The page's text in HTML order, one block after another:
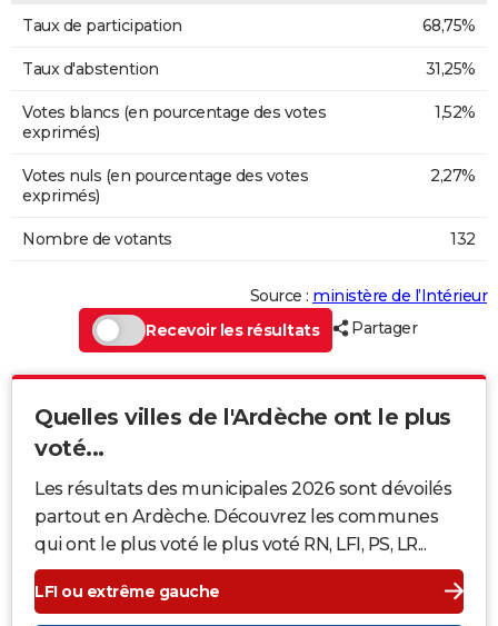
Taux de participation 68,75%
Taux d'abstention 31,25%
Votes blancs (en pourcentage des votes
exprimés)
1,52%
Votes nuls (en pourcentage des votes
exprimés)
2,27%
Nombre de votants 132
Source : ministère de l’Intérieur
Recevoir les résultats
Partager
Quelles villes de l'Ardèche ont le plus
voté...
Les résultats des municipales 2026 sont dévoilés
partout en Ardèche. Découvrez les communes
qui ont le plus voté le plus voté RN, LFI, PS, LR...
LFI ou extrême gauche